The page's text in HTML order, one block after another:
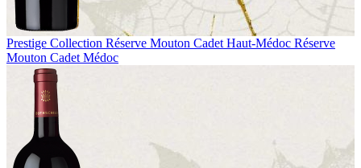
Prestige Collection Réserve Mouton Cadet Haut-Médoc Réserve
Mouton Cadet Médoc